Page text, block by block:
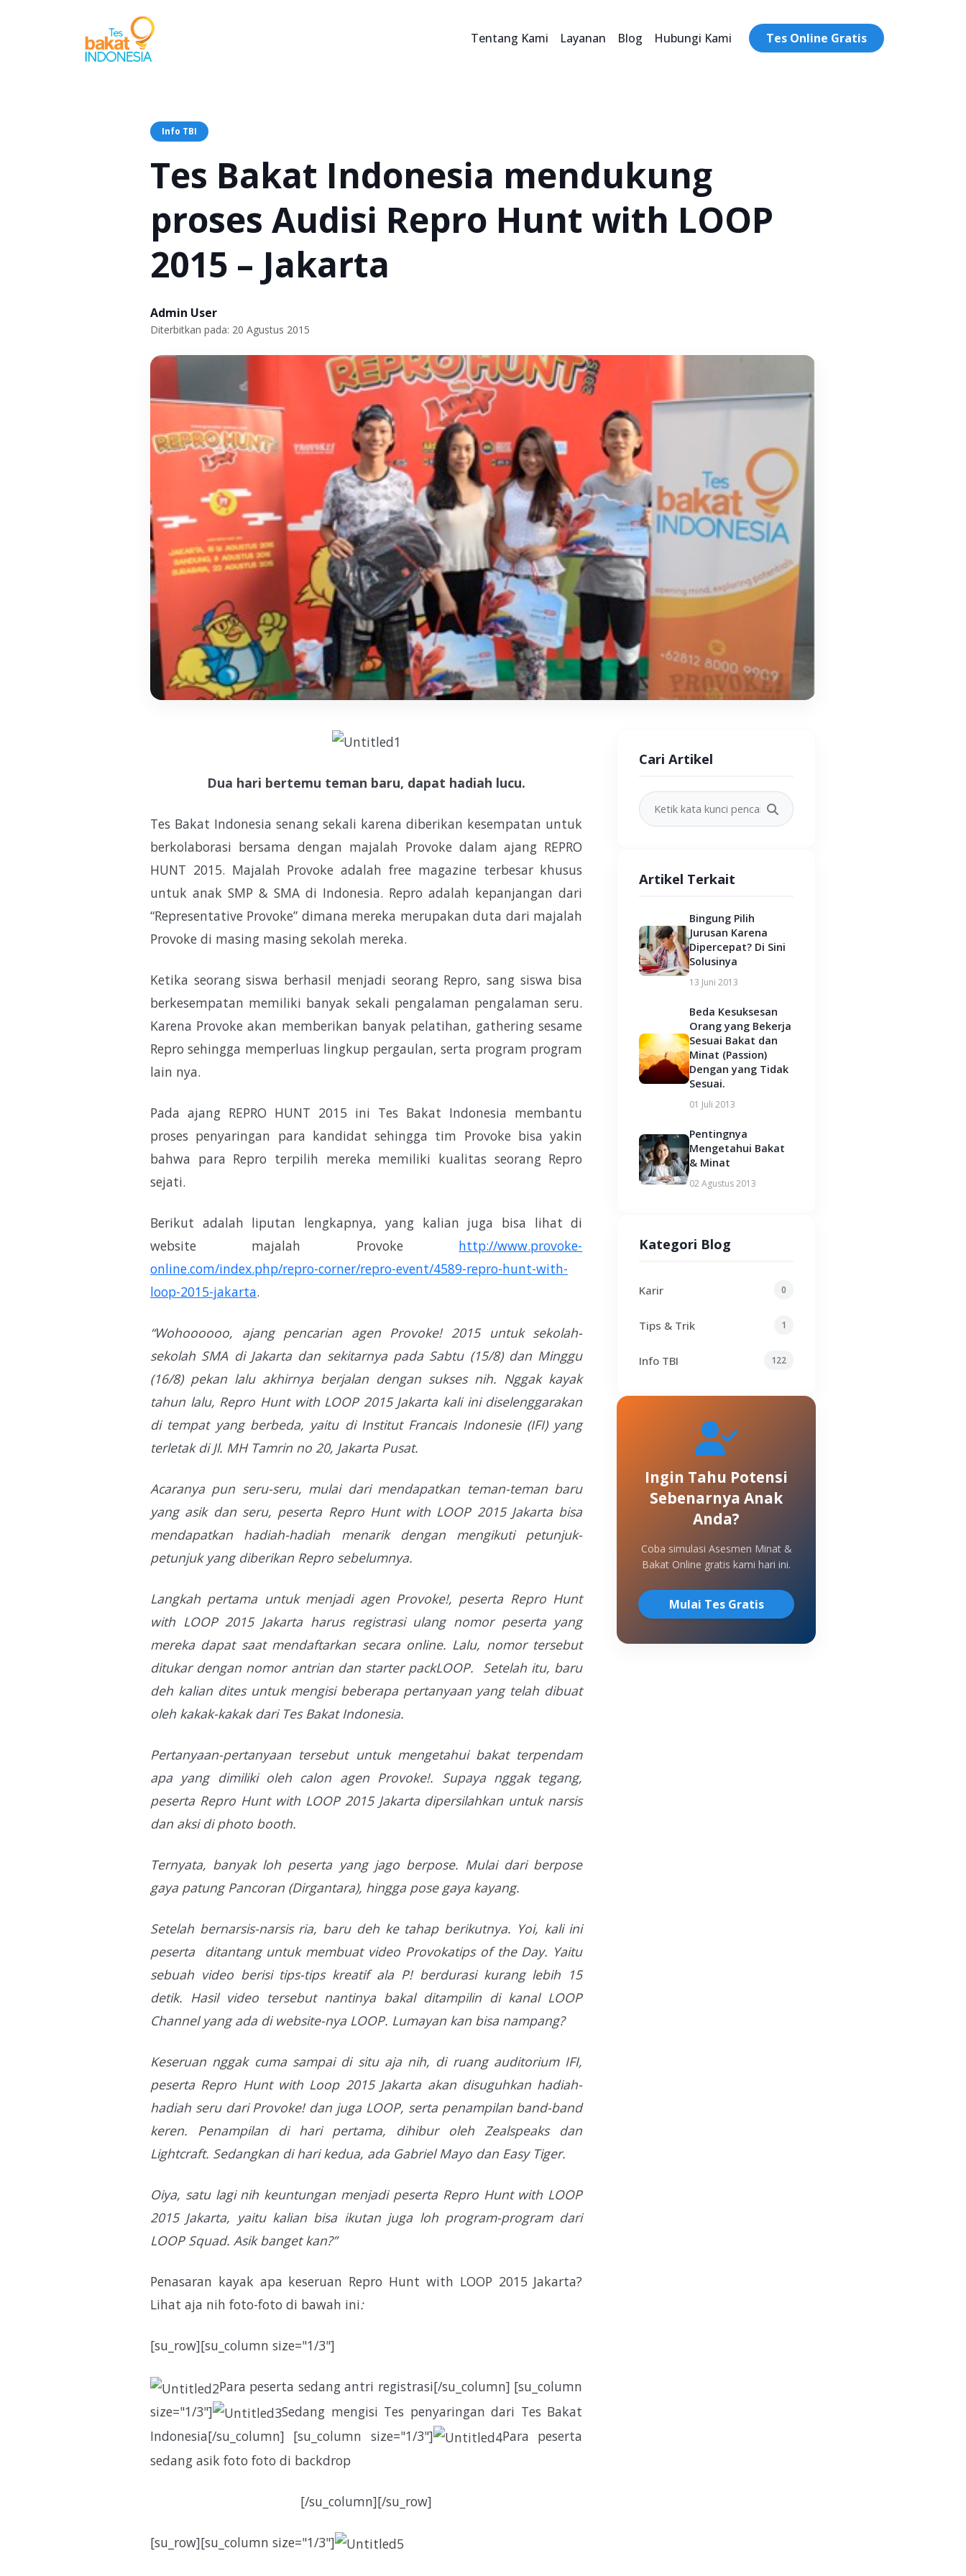
Tentang Kami Layanan Blog Hubungi Kami Tes Online Gratis
Info TBI
Tes Bakat Indonesia mendukung
proses Audisi Repro Hunt with LOOP
2015 – Jakarta
Admin User
Diterbitkan pada: 20 Agustus 2015
Dua hari bertemu teman baru, dapat hadiah lucu.
Tes Bakat Indonesia senang sekali karena diberikan kesempatan untuk
berkolaborasi bersama dengan majalah Provoke dalam ajang REPRO
HUNT 2015. Majalah Provoke adalah free magazine terbesar khusus
untuk anak SMP & SMA di Indonesia. Repro adalah kepanjangan dari
“Representative Provoke” dimana mereka merupakan duta dari majalah
Provoke di masing masing sekolah mereka.
Ketika seorang siswa berhasil menjadi seorang Repro, sang siswa bisa
berkesempatan memiliki banyak sekali pengalaman pengalaman seru.
Karena Provoke akan memberikan banyak pelatihan, gathering sesame
Repro sehingga memperluas lingkup pergaulan, serta program program
lain nya.
Pada ajang REPRO HUNT 2015 ini Tes Bakat Indonesia membantu
proses penyaringan para kandidat sehingga tim Provoke bisa yakin
bahwa para Repro terpilih mereka memiliki kualitas seorang Repro
sejati.
Berikut adalah liputan lengkapnya, yang kalian juga bisa lihat di
website majalah Provoke http://www.provoke-
online.com/index.php/repro-corner/repro-event/4589-repro-hunt-with-
loop-2015-jakarta.
“Wohoooooo, ajang pencarian agen Provoke! 2015 untuk sekolah-
sekolah SMA di Jakarta dan sekitarnya pada Sabtu (15/8) dan Minggu
(16/8) pekan lalu akhirnya berjalan dengan sukses nih. Nggak kayak
tahun lalu, Repro Hunt with LOOP 2015 Jakarta kali ini diselenggarakan
di tempat yang berbeda, yaitu di Institut Francais Indonesie (IFI) yang
terletak di Jl. MH Tamrin no 20, Jakarta Pusat.
Acaranya pun seru-seru, mulai dari mendapatkan teman-teman baru
yang asik dan seru, peserta Repro Hunt with LOOP 2015 Jakarta bisa
mendapatkan hadiah-hadiah menarik dengan mengikuti petunjuk-
petunjuk yang diberikan Repro sebelumnya.
Langkah pertama untuk menjadi agen Provoke!, peserta Repro Hunt
with LOOP 2015 Jakarta harus registrasi ulang nomor peserta yang
mereka dapat saat mendaftarkan secara online. Lalu, nomor tersebut
ditukar dengan nomor antrian dan starter packLOOP. Setelah itu, baru
deh kalian dites untuk mengisi beberapa pertanyaan yang telah dibuat
oleh kakak-kakak dari Tes Bakat Indonesia.
Pertanyaan-pertanyaan tersebut untuk mengetahui bakat terpendam
apa yang dimiliki oleh calon agen Provoke!. Supaya nggak tegang,
peserta Repro Hunt with LOOP 2015 Jakarta dipersilahkan untuk narsis
dan aksi di photo booth.
Ternyata, banyak loh peserta yang jago berpose. Mulai dari berpose
gaya patung Pancoran (Dirgantara), hingga pose gaya kayang.
Setelah bernarsis-narsis ria, baru deh ke tahap berikutnya. Yoi, kali ini
peserta ditantang untuk membuat video Provokatips of the Day. Yaitu
sebuah video berisi tips-tips kreatif ala P! berdurasi kurang lebih 15
detik. Hasil video tersebut nantinya bakal ditampilin di kanal LOOP
Channel yang ada di website-nya LOOP. Lumayan kan bisa nampang?
Keseruan nggak cuma sampai di situ aja nih, di ruang auditorium IFI,
peserta Repro Hunt with Loop 2015 Jakarta akan disuguhkan hadiah-
hadiah seru dari Provoke! dan juga LOOP, serta penampilan band-band
keren. Penampilan di hari pertama, dihibur oleh Zealspeaks dan
Lightcraft. Sedangkan di hari kedua, ada Gabriel Mayo dan Easy Tiger.
Oiya, satu lagi nih keuntungan menjadi peserta Repro Hunt with LOOP
2015 Jakarta, yaitu kalian bisa ikutan juga loh program-program dari
LOOP Squad. Asik banget kan?”
Penasaran kayak apa keseruan Repro Hunt with LOOP 2015 Jakarta?
Lihat aja nih foto-foto di bawah ini:
[su_row][su_column size="1/3"]
Para peserta sedang antri registrasi[/su_column] [su_column
size="1/3"]
Sedang mengisi Tes penyaringan dari Tes Bakat
Indonesia[/su_column] [su_column size="1/3"]
Para peserta
sedang asik foto foto di backdrop
[/su_column][/su_row]
[su_row][su_column size="1/3"]
Cari Artikel
Artikel Terkait
Bingung Pilih
Jurusan Karena
Dipercepat? Di Sini
Solusinya
13 Juni 2013
Beda Kesuksesan
Orang yang Bekerja
Sesuai Bakat dan
Minat (Passion)
Dengan yang Tidak
Sesuai.
01 Juli 2013
Pentingnya
Mengetahui Bakat
& Minat
02 Agustus 2013
Kategori Blog
Karir 0
Tips & Trik 1
Info TBI 122
Ingin Tahu Potensi
Sebenarnya Anak
Anda?
Coba simulasi Asesmen Minat &
Bakat Online gratis kami hari ini.
Mulai Tes Gratis